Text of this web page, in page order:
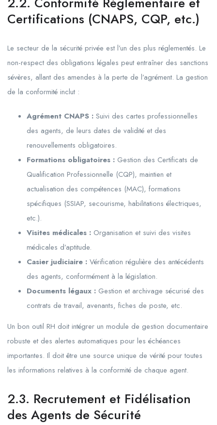
Certifications (CNAPS, CQP, etc.)
Le secteur de la sécurité privée est l’un des plus réglementés. Le
non-respect des obligations légales peut entraîner des sanctions
sévères, allant des amendes à la perte de l’agrément. La gestion
de la conformité inclut :
Agrément CNAPS : Suivi des cartes professionnelles
des agents, de leurs dates de validité et des
renouvellements obligatoires.
Formations obligatoires : Gestion des Certificats de
Qualification Professionnelle (CQP), maintien et
actualisation des compétences (MAC), formations
spécifiques (SSIAP, secourisme, habilitations électriques,
etc.).
Visites médicales : Organisation et suivi des visites
médicales d’aptitude.
Casier judiciaire : Vérification régulière des antécédents
des agents, conformément à la législation.
Documents légaux : Gestion et archivage sécurisé des
contrats de travail, avenants, fiches de poste, etc.
Un bon outil RH doit intégrer un module de gestion documentaire
robuste et des alertes automatiques pour les échéances
importantes. Il doit être une source unique de vérité pour toutes
les informations relatives à la conformité de chaque agent.
2.3. Recrutement et Fidélisation
des Agents de Sécurité